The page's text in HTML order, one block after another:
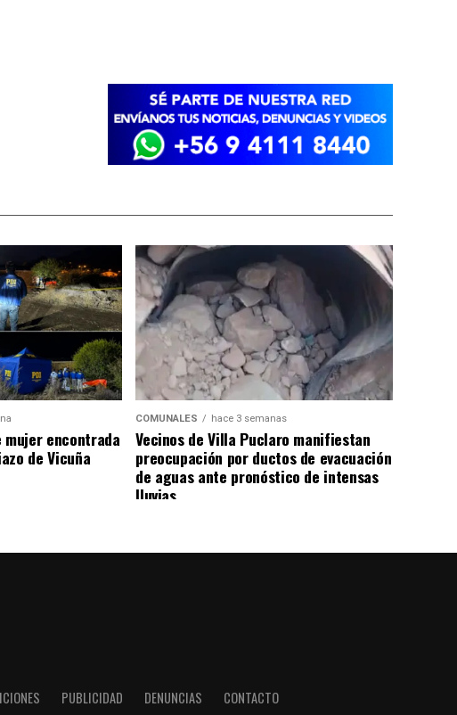
encontrada
de Vicuña
COMUNALES hace 3 semanas
Vecinos de Villa Puclaro manifiestan
preocupación por ductos de evacuación
de aguas ante pronóstico de intensas
lluvias
PUBLICIDAD DENUNCIAS CONTACTO